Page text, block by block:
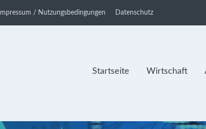
Impressum / Nutzungsbedingungen Datenschutz
Startseite Wirtschaft